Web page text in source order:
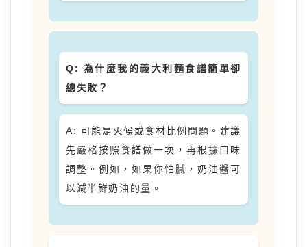
Q: 為什麼我的義大利麵食譜簡單卻
總失敗？
A: 可能是火候或食材比例問題。建議
先嚴格按照食譜做一次，再根據口味
調整。例如，如果你怕膩，奶油醬可
以減半鮮奶油的量。